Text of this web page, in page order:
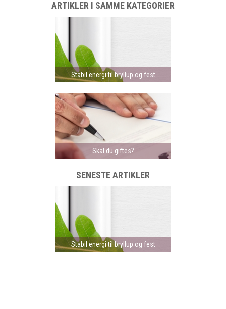
ARTIKLER I SAMME KATEGORIER
Stabil energi til bryllup og fest
Skal du giftes?
SENESTE ARTIKLER
Stabil energi til bryllup og fest